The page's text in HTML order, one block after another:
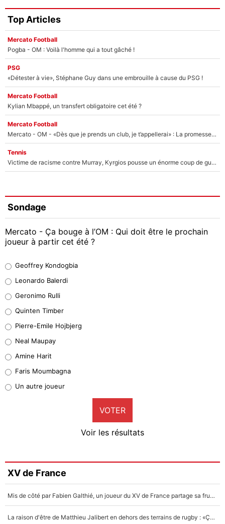
Top Articles
Mercato Football
Pogba - OM : Voilà l'homme qui a tout gâché !
PSG
«Détester à vie», Stéphane Guy dans une embrouille à cause du PSG !
Mercato Football
Kylian Mbappé, un transfert obligatoire cet été ?
Mercato Football
Mercato - OM - «Dès que je prends un club, je t’appellerai» : La promesse de Marcelino au moment de claquer la porte
Tennis
Victime de racisme contre Murray, Kyrgios pousse un énorme coup de gueule !
Sondage
Mercato - Ça bouge à l’OM : Qui doit être le prochain
joueur à partir cet été ?
38%
32%
5%
1%
9%
Faris Moumbagna
5%
Un autre joueur
5%
Geoffrey Kondogbia
Leonardo Balerdi
Geronimo Rulli
Quinten Timber
Pierre-Emile Hojbjerg
Neal Maupay
Amine Harit
Faris Moumbagna
Un autre joueur
VOTER
Voir les résultats
XV de France
Mis de côté par Fabien Galthié, un joueur du XV de France partage sa frustration : «ils ne me l’ont pas dit tout de suite»
La raison d'être de Matthieu Jalibert en dehors des terrains de rugby : «Ça m'atteint autant que si tu touches à un membre de ma famille»